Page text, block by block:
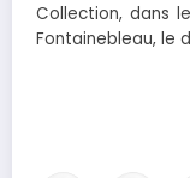
Collection, dans
Fontainebleau, le